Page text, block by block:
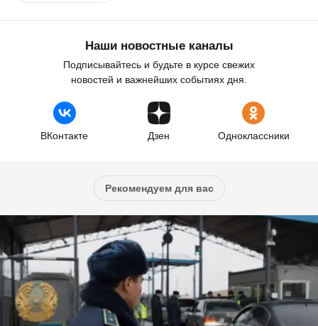
Наши новостные каналы
Подписывайтесь и будьте в курсе свежих
новостей и важнейших событиях дня.
ВКонтакте Дзен Одноклассники
Рекомендуем для вас